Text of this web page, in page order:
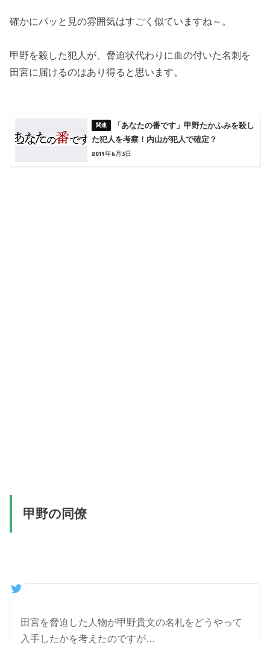
確かにパッと見の雰囲気はすごく似ていますね～。
甲野を殺した犯人が、脅迫状代わりに血の付いた名刺を
田宮に届けるのはあり得ると思います。
「あなたの番です」甲野たかふみを殺し
た犯人を考察！内山が犯人で確定？
2019年6月3日
甲野の同僚
田宮を脅迫した人物が甲野貴文の名札をどうやって
入手したかを考えたのですが…